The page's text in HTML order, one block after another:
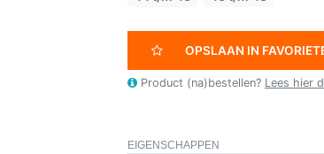
OPSLAAN IN
Product (na)bestellen? Lees hier
EIGENSCHAPPEN